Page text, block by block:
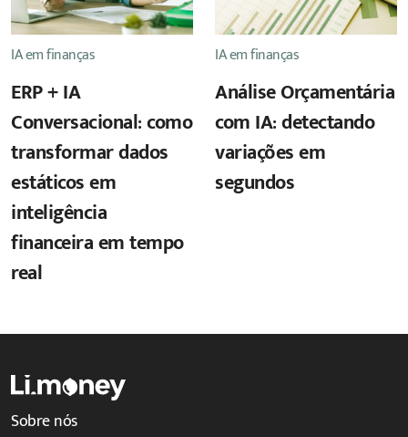
IA em finanças
ERP + IA
Conversacional: como
transformar dados
estáticos em
inteligência
financeira em tempo
real
IA em finanças
Análise Orçamentária
com IA: detectando
variações em
segundos
Sobre nós